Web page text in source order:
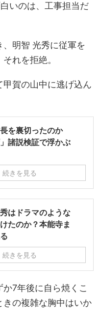
いのは、工事担当だ
、明智 光秀に従軍を
れを拒絶。
賀の山中に逃げ込ん
を裏切ったのか
」諸説検証で浮かぶ
続きを見る
はドラマのような
たのか？本能寺ま
続きを見る
7年後に自ら焼くこ
きの複雑な胸中はいか